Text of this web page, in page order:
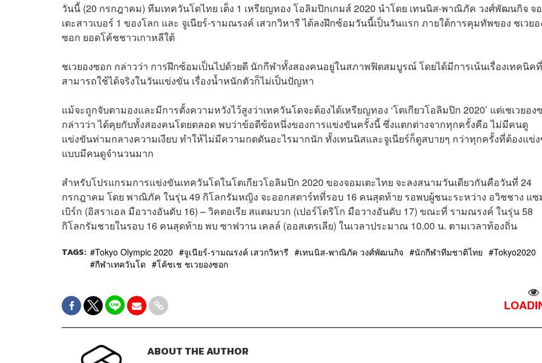
วันนี้ (20 กรกฎาคม) ทีมเทควันโดไทย เต็ง 1 เหรียญทอง โอลิมปิกเกมส์ 2020 นำโดย เทนนิส-พาณิภัค วงศ์พัฒนกิจ จ
เตะสาวเบอร์ 1 ของโลก และ จูเนียร์-รามณรงค์ เสวกวิหารี ได้ลงฝึกซ้อมวันนี้เป็นวันแรก ภายใต้การคุมทัพของ ชเวยอ
ซอก ยอดโค้ชชาวเกาหลีใต้
ชเวยองซอก กล่าวว่า การฝึกซ้อมเป็นไปด้วยดี นักกีฬาทั้งสองคนอยู่ในสภาพฟิตสมบูรณ์ โดยได้มีการเน้นเรื่องเทคนิค
สามารถใช้ได้จริงในวันแข่งขัน เรื่องน้ำหนักตัวก็ไม่เป็นปัญหา
แม้จะถูกจับตามองและมีการตั้งความหวังไว้สูงว่าเทควันโดจะต้องได้เหรียญทอง ‘โตเกียวโอลิมปิก 2020’ แต่เชเวยอง
กล่าวว่า ได้คุยกับทั้งสองคนโดยตลอด พบว่าข้อดีข้อหนึ่งของการแข่งขันครั้งนี้ ซึ่งแตกต่างจากทุกครั้งคือ ไม่มีคนดู
แข่งขันท่ามกลางความเงียบ ทำให้ไม่มีความกดดันอะไรมากนัก ทั้งเทนนิสและจูเนียร์ก็ดูสบายๆ กว่าทุกครั้งที่ต้องแข่
แบบมีคนดูจำนวนมาก
สำหรับโปรแกรมการแข่งขันเทควันโดในโตเกียวโอลิมปิก 2020 ของจอมเตะไทย จะลงสนามวันเดียวกันคือวันที่ 24
กรกฎาคม โดย พาณิภัค ในรุ่น 49 กิโลกรัมหญิง จะออกสตาร์ทที่รอบ 16 คนสุดท้าย รอพบผู้ชนะระหว่าง อวิชชาง แซ
เบิร์ก (อิสราเอล มือวางอันดับ 16) – วิคตอเรีย สแตมบวก (เปอร์โตริโก มือวางอันดับ 17) ขณะที่ รามณรงค์ ในรุ่น 58
กิโลกรัมชายในรอบ 16 คนสุดท้าย พบ ซาฟวาน เคลล์ (ออสเตรเลีย) ในเวลาประมาณ 10.00 น. ตามเวลาท้องถิ่น
TAGS: Tokyo Olympic 2020 จูเนียร์-รามณรงค์ เสวกวิหารี เทนนิส-พาณิภัค วงศ์พัฒนกิจ นักกีฬาทีมชาติไทย
Tokyo2020
กีฬาเทควันโด
โค้ชเช ชเวยองซอก
ABOUT THE AUTHOR